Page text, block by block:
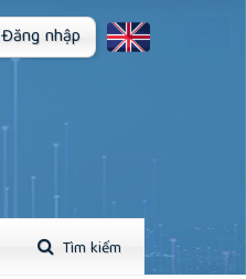
Tìm kiếm
Đăng nhập